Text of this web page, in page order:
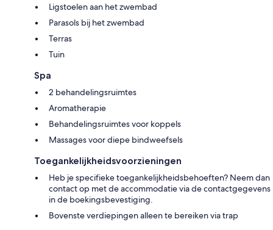
Ligstoelen aan het zwembad
Parasols bij het zwembad
Terras
Tuin
Spa
2 behandelingsruimtes
Aromatherapie
Behandelingsruimtes voor koppels
Massages voor diepe bindweefsels
Toegankelijkheidsvoorzieningen
Heb je specifieke toegankelijkheidsbehoeften? Neem dan
contact op met de accommodatie via de contactgegevens
in de boekingsbevestiging.
Bovenste verdiepingen alleen te bereiken via trap